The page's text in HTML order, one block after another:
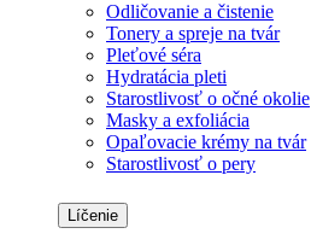
Odličovanie a čistenie
Tonery a spreje na tvár
Pleťové séra
Hydratácia pleti
Starostlivosť o očné okolie
Masky a exfoliácia
Opaľovacie krémy na tvár
Starostlivosť o pery
Líčenie